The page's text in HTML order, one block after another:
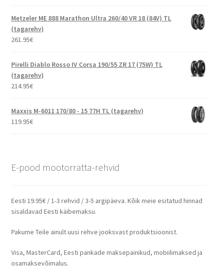
Metzeler ME 888 Marathon Ultra 260/40 VR 18 (84V) TL
(tagarehv)
261.95€
Pirelli Diablo Rosso IV Corsa 190/55 ZR 17 (75W) TL
(tagarehv)
214.95€
Maxxis M-6011 170/80 - 15 77H TL (tagarehv)
119.95€
E-pood mootorratta-rehvid
Eesti 19.95€ / 1-3 rehvid / 3-5 argipäeva. Kõik meie esitatud hinnad
sisaldavad Eesti käibemaksu.
Pakume Teile ainult uusi rehve jooksvast produktsioonist.
Visa, MasterCard, Eesti pankade maksepainikud, mobiilimaksed ja
osamaksevõimalus.